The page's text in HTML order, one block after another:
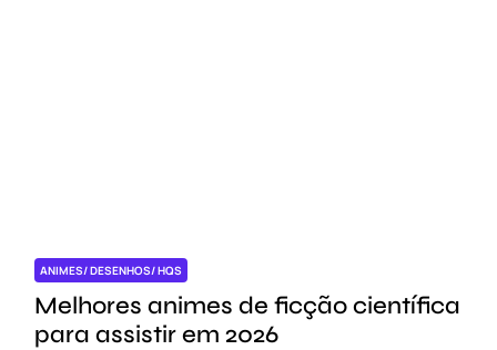
ANIMES/ DESENHOS/ HQS
Melhores animes de ficção científica
para assistir em 2026